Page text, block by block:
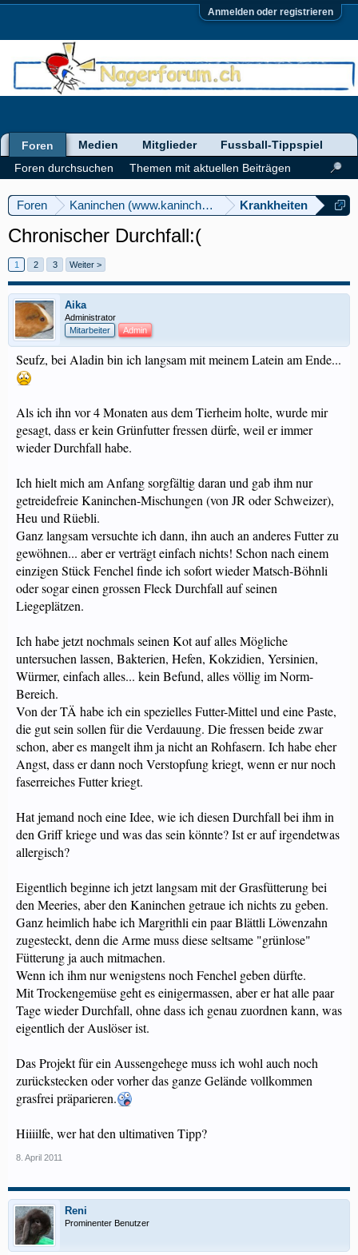
Anmelden oder registrieren
Foren Kaninchen (www.kaninchenforum.ch)Krankheiten
Chronischer Durchfall:(
1 2 3 Weiter >
Aika
Administrator
Mitarbeiter
Admin
Seufz, bei Aladin bin ich langsam mit meinem Latein am Ende...
Als ich ihn vor 4 Monaten aus dem Tierheim holte, wurde mir
gesagt, dass er kein Grünfutter fressen dürfe, weil er immer
wieder Durchfall habe.
Ich hielt mich am Anfang sorgfältig daran und gab ihm nur
getreidefreie Kaninchen-Mischungen (von JR oder Schweizer),
Heu und Rüebli.
Ganz langsam versuchte ich dann, ihn auch an anderes Futter zu
gewöhnen... aber er verträgt einfach nichts! Schon nach einem
einzigen Stück Fenchel finde ich sofort wieder Matsch-Böhnli
oder sogar einen grossen Fleck Durchfall auf seinen
Liegeplätzen.
Ich habe jetzt nochmals seinen Kot auf alles Mögliche
untersuchen lassen, Bakterien, Hefen, Kokzidien, Yersinien,
Würmer, einfach alles... kein Befund, alles völlig im Norm-
Bereich.
Von der TÄ habe ich ein spezielles Futter-Mittel und eine Paste,
die gut sein sollen für die Verdauung. Die fressen beide zwar
schon, aber es mangelt ihm ja nicht an Rohfasern. Ich habe eher
Angst, dass er dann noch Verstopfung kriegt, wenn er nur noch
faserreiches Futter kriegt.
Hat jemand noch eine Idee, wie ich diesen Durchfall bei ihm in
den Griff kriege und was das sein könnte? Ist er auf irgendetwas
allergisch?
Eigentlich beginne ich jetzt langsam mit der Grasfütterung bei
den Meeries, aber den Kaninchen getraue ich nichts zu geben.
Ganz heimlich habe ich Margrithli ein paar Blättli Löwenzahn
zugesteckt, denn die Arme muss diese seltsame "grünlose"
Fütterung ja auch mitmachen.
Wenn ich ihm nur wenigstens noch Fenchel geben dürfte.
Mit Trockengemüse geht es einigermassen, aber er hat alle paar
Tage wieder Durchfall, ohne dass ich genau zuordnen kann, was
eigentlich der Auslöser ist.
Das Projekt für ein Aussengehege muss ich wohl auch noch
zurückstecken oder vorher das ganze Gelände vollkommen
grasfrei präparieren.
Hiiiilfe, wer hat den ultimativen Tipp?
8. April 2011
Reni
Prominenter Benutzer
Foren
Foren durchsuchen
Themen mit aktuellen Beiträgen
Medien Mitglieder Fussball-Tippspiel